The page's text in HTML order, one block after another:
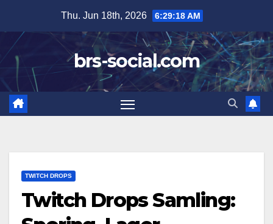
content
Thu. Jun 18th, 2026 6:29:19 AM
brs-social.com
TWITCH DROPS
Twitch Drops Samling: